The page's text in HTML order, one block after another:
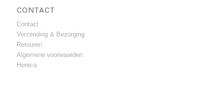
CONTACT
Contact
Verzending & Bezorging
Retouren
Algemene voorwaarden
Horeca